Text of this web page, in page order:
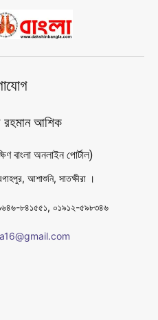
আশিক
বাংলা অনলাইন পোর্টাল)
আশাশুনি, সাতক্ষীরা ।
৮৪১৫৫১, ০১৯১২-৫৯৮৩৪৬